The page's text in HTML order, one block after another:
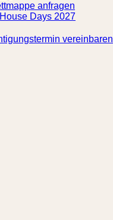
anfragen
Days 2027
vereinbaren